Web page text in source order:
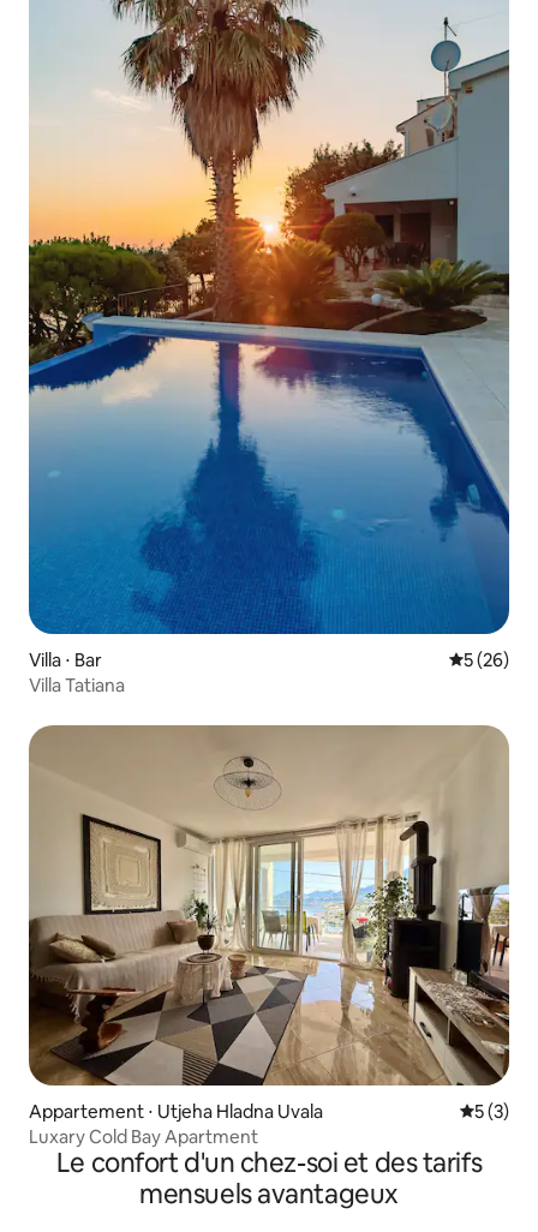
Villa ⋅ Bar
5 (26)
Villa Tatiana
Appartement ⋅ Utjeha Hladna Uvala
5 (3)
Luxary Cold Bay Apartment
Le confort d'un chez-soi et des tarifs
mensuels avantageux